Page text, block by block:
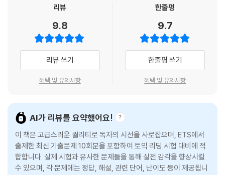
리뷰
9.8
리뷰 쓰기
혜택 및 유의사항
한줄평
9.7
한줄평 쓰기
혜택 및 유의사항
AI가 리뷰를 요약했어요!
이 책은 고급스러운 퀄리티로 독자의 시선을 사로잡으며, ETS에서
출제한 최신 기출문제 10회분을 포함하여 토익 리딩 시험 대비에 적
합합니다. 실제 시험과 유사한 문제들을 통해 실전 감각을 향상시킬
수 있으며, 각 문제에는 정답, 해설, 관련 단어, 난이도 등이 제공됩니